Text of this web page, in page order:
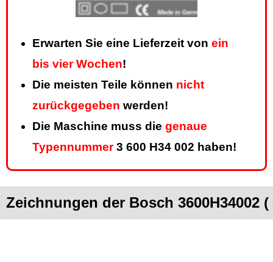
Erwarten Sie eine Lieferzeit von ein
bis vier Wochen!
Die meisten Teile können nicht
zurückgegeben werden!
Die Maschine muss die genaue
Typennummer3 600 H34 002 haben!
Zeichnungen der Bosch 3600H34002 (